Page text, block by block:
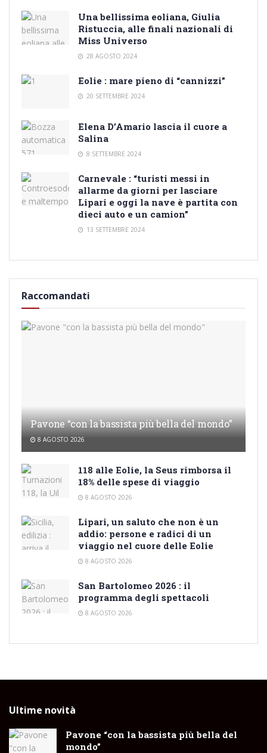
Una bellissima eoliana, Giulia
Ristuccia, alle finali nazionali di
Miss Universo
28 AGOSTO 2024
Eolie : mare pieno di “cannizzi”
20 SETTEMBRE 2024
Elena D’Amario lascia il cuore a
Salina
8 SETTEMBRE 2024
Carnevale : “turisti messi in
allarme da giorni per lasciare
Lipari e oggi la nave è partita con
dieci auto e un camion”
13 SETTEMBRE 2024
Raccomandati
Pavone “con la bassista più bella del mondo”
8 AGOSTO 2026
118 alle Eolie, la Seus rimborsa il
18% delle spese di viaggio
8 AGOSTO 2026
Lipari, un saluto che non è un
addio: persone e radici di un
viaggio nel cuore delle Eolie
8 AGOSTO 2026
San Bartolomeo 2026 : il
programma degli spettacoli
8 AGOSTO 2026
Ultime novità
Pavone “con la bassista più bella del
mondo”